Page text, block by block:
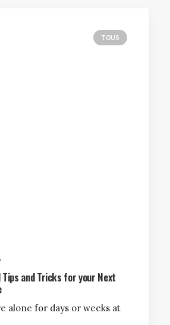
TOUS
and Tricks for your Next
alone for days or weeks at